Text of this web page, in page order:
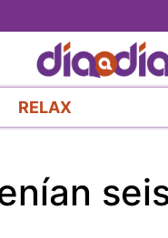
al
principal
RELAX